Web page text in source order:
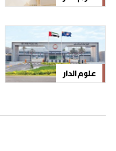
علوم الدار